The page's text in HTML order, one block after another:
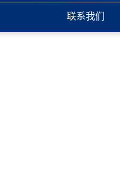
联系我们